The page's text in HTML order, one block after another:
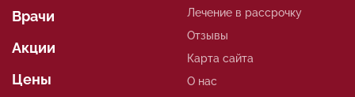
Врачи
Акции
Цены
Лечение в рассрочку
Отзывы
Карта сайта
О нас